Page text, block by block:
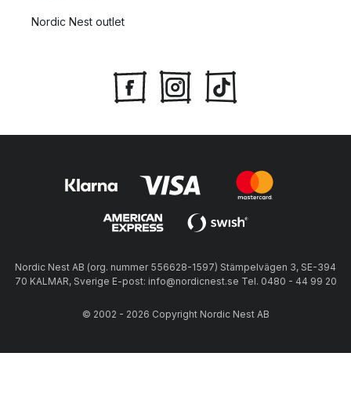
Nordic Nest outlet
Nordic Nest AB (org. nummer 556628-1597) Stämpelvägen 3, SE-394
70 KALMAR, Sverige E-post: info@nordicnest.se Tel. 0480 - 44 99 20
© 2002 - 2026 Copyright Nordic Nest AB